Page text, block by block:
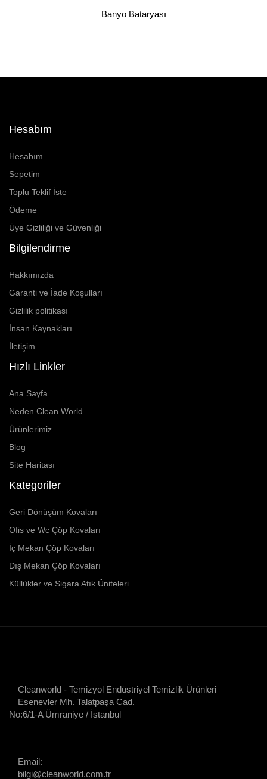
Banyo Bataryası
Hesabım
Hesabım
Sepetim
Toplu Teklif İste
Ödeme
Üye Gizliliği ve Güvenliği
Bilgilendirme
Hakkımızda
Garanti ve İade Koşulları
Gizlilik politikası
İnsan Kaynakları
İletişim
Hızlı Linkler
Ana Sayfa
Neden Clean World
Ürünlerimiz
Blog
Site Haritası
Kategoriler
Geri Dönüşüm Kovaları
Ofis ve Wc Çöp Kovaları
İç Mekan Çöp Kovaları
Dış Mekan Çöp Kovaları
Küllükler ve Sigara Atık Üniteleri
Cleanworld - Temizyol Endüstriyel Temizlik Ürünleri
Esenevler Mh. Talatpaşa Cad.
No:6/1-A Ümraniye / İstanbul
Email:
bilgi@cleanworld.com.tr